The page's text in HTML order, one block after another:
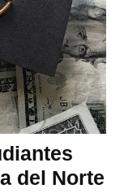
del Norte